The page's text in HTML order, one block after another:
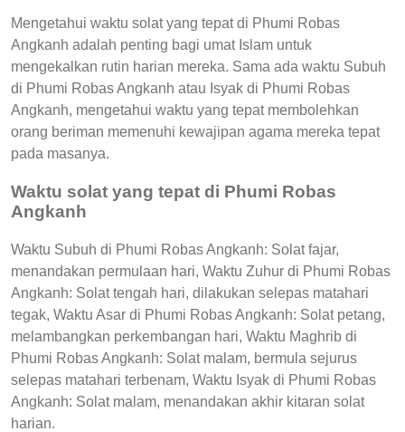
Mengetahui waktu solat yang tepat di Phumi Robas
Angkanh adalah penting bagi umat Islam untuk
mengekalkan rutin harian mereka. Sama ada waktu Subuh
di Phumi Robas Angkanh atau Isyak di Phumi Robas
Angkanh, mengetahui waktu yang tepat membolehkan
orang beriman memenuhi kewajipan agama mereka tepat
pada masanya.
Waktu solat yang tepat di Phumi Robas
Angkanh
Waktu Subuh di Phumi Robas Angkanh: Solat fajar,
menandakan permulaan hari, Waktu Zuhur di Phumi Robas
Angkanh: Solat tengah hari, dilakukan selepas matahari
tegak, Waktu Asar di Phumi Robas Angkanh: Solat petang,
melambangkan perkembangan hari, Waktu Maghrib di
Phumi Robas Angkanh: Solat malam, bermula sejurus
selepas matahari terbenam, Waktu Isyak di Phumi Robas
Angkanh: Solat malam, menandakan akhir kitaran solat
harian.